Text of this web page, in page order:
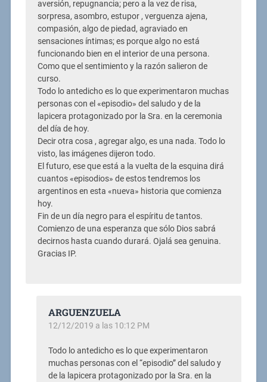
aversión, repugnancia; pero a la vez de risa,
sorpresa, asombro, estupor , verguenza ajena,
compasión, algo de piedad, agraviado en
sensaciones íntimas; es porque algo no está
funcionando bien en el interior de una persona.
Como que el sentimiento y la razón salieron de
curso.
Todo lo antedicho es lo que experimentaron muchas
personas con el «episodio» del saludo y de la
lapicera protagonizado por la Sra. en la ceremonia
del día de hoy.
Decir otra cosa , agregar algo, es una nada. Todo lo
visto, las imágenes dijeron todo.
El futuro, ese que está a la vuelta de la esquina dirá
cuantos «episodios» de estos tendremos los
argentinos en esta «nueva» historia que comienza
hoy.
Fin de un día negro para el espíritu de tantos.
Comienzo de una esperanza que sólo Dios sabrá
decirnos hasta cuando durará. Ojalá sea genuina.
Gracias IP.
ARGUENZUELA
12/12/2019 a las 10:12 PM
Todo lo antedicho es lo que experimentaron
muchas personas con el “episodio” del saludo y
de la lapicera protagonizado por la Sra. en la